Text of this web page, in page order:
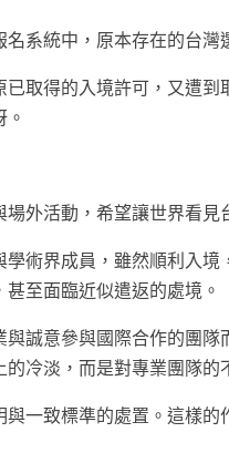
系統中，原本存在的台灣
取得的入境許可，又遭
外活動，希望讓世界看見
術界成員，雖然順利入
至面臨近似遣返的處境。
誠意參與國際合作的團
冷淡，而是對專業團隊的
一致標準的處置。這樣的